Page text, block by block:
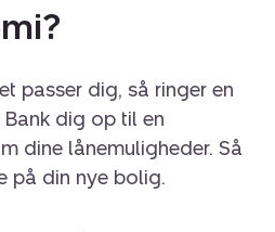
passer dig, så ringer en
dig op til en
dine lånemuligheder. Så
på din nye bolig.